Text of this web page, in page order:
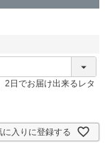
2日でお届け出来るレタ
に入りに登録する